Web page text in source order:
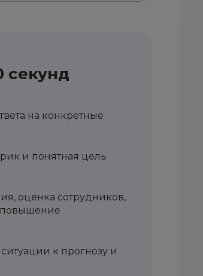
секунд
на конкретные
и понятная цель
оценка сотрудников,
повышение
к прогнозу и